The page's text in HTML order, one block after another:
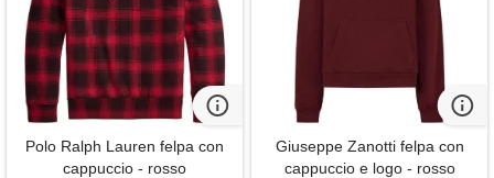
Polo Ralph Lauren felpa con
cappuccio - rosso
Giuseppe Zanotti felpa con
cappuccio e logo - rosso